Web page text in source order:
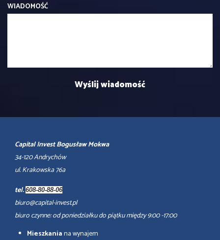
WIADOMOŚĆ
Capital Invest Bogusław Mokwa
34-120 Andrychów
ul. Krakowska 76a
tel. 608-80-88-06
biuro@capital-invest.pl
biuro czynne: od poniedziałku do piątku między 9:00 -17:00
Mieszkaniana wynajem